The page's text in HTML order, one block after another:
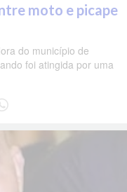
moto e picape
do município de
foi atingida por uma